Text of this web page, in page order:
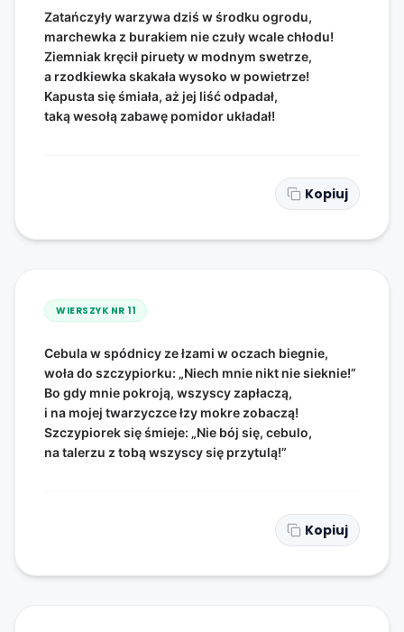
Zatańczyły warzywa dziś w środku ogrodu,
marchewka z burakiem nie czuły wcale chłodu!
Ziemniak kręcił piruety w modnym swetrze,
a rzodkiewka skakała wysoko w powietrze!
Kapusta się śmiała, aż jej liść odpadał,
taką wesołą zabawę pomidor układał!
Kopiuj
WIERSZYK NR 11
Cebula w spódnicy ze łzami w oczach biegnie,
woła do szczypiorku: „Niech mnie nikt nie sieknie!”
Bo gdy mnie pokroją, wszyscy zapłaczą,
i na mojej twarzyczce łzy mokre zobaczą!
Szczypiorek się śmieje: „Nie bój się, cebulo,
na talerzu z tobą wszyscy się przytulą!”
Kopiuj